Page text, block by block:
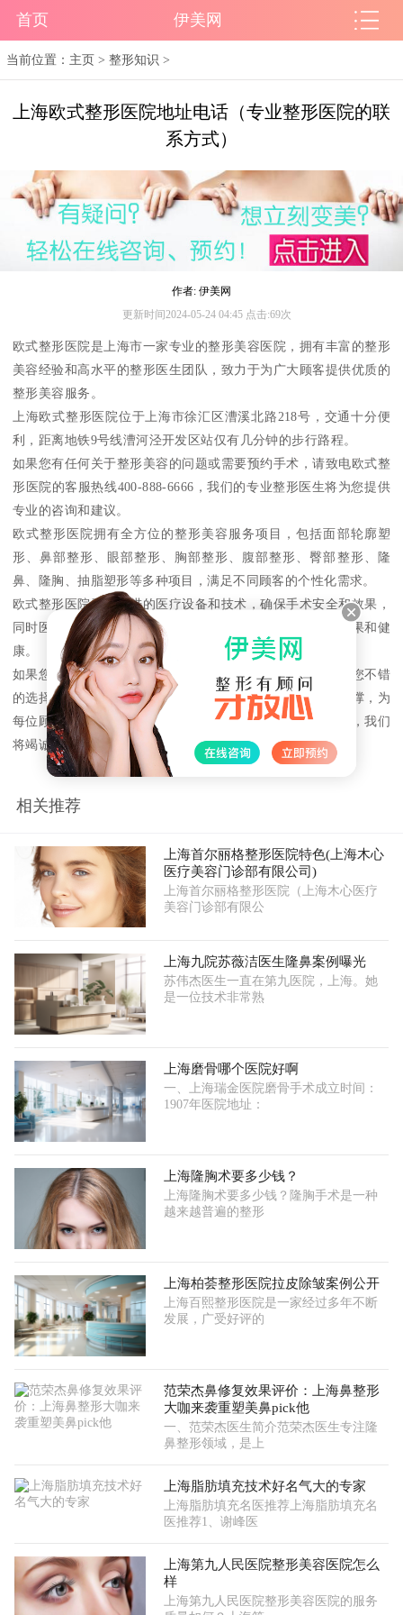
首页 伊美网
当前位置： 主页 >整形知识 >
上海欧式整形医院地址电话（专业整形医院的联
系方式）
作者: 伊美网
更新时间2024-05-24 04:45 点击:69次
欧式整形医院是上海市一家专业的整形美容医院，拥有丰富的整形
美容经验和高水平的整形医生团队，致力于为广大顾客提供优质的
整形美容服务。
上海欧式整形医院位于上海市徐汇区漕溪北路218号，交通十分便
利，距离地铁9号线漕河泾开发区站仅有几分钟的步行路程。
如果您有任何关于整形美容的问题或需要预约手术，请致电欧式整
形医院的客服热线400-888-6666，我们的专业整形医生将为您提供
专业的咨询和建议。
欧式整形医院拥有全方位的整形美容服务项目，包括面部轮廓塑
形、鼻部整形、眼部整形、胸部整形、腹部整形、臀部整形、隆
鼻、隆胸、抽脂塑形等多种项目，满足不同顾客的个性化需求。
欧式整形医院采用先进的医疗设备和技术，确保手术安全和效果，
同时医院注重术后护理和效果跟踪，保障每位顾客的手术效果和健
康。
如果您正在寻找一家专业的整形美容医院，欧式整形医院是您不错
的选择。我们坚持以顾客为中心，以专业的技术和服务为支撑，为
每位顾客打造的美丽形象。欢迎您来电咨询或前来医院咨询，我们
将竭诚为您服务。
相关推荐
上海首尔丽格整形医院特色(上海木心
医疗美容门诊部有限公司)
上海首尔丽格整形医院（上海木心医疗
美容门诊部有限公
上海九院苏薇洁医生隆鼻案例曝光
苏伟杰医生一直在第九医院，上海。她
是一位技术非常熟
上海磨骨哪个医院好啊
一、上海瑞金医院磨骨手术成立时间：
1907年医院地址：
上海隆胸术要多少钱？
上海隆胸术要多少钱？隆胸手术是一种
越来越普遍的整形
上海柏荟整形医院拉皮除皱案例公开
上海百熙整形医院是一家经过多年不断
发展，广受好评的
范荣杰鼻修复效果评价：上海鼻整形
大咖来袭重塑美鼻pick他
一、范荣杰医生简介范荣杰医生专注隆
鼻整形领域，是上
上海脂肪填充技术好名气大的专家
上海脂肪填充名医推荐上海脂肪填充名
医推荐1、谢峰医
上海第九人民医院整形美容医院怎么
样
上海第九人民医院整形美容医院的服务